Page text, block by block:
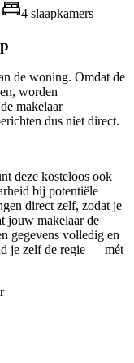
4 slaapkamers
de woning. Omdat de
worden
makelaar
dus niet direct.
deze kosteloos ook
bij potentiële
direct zelf, zodat je
jouw makelaar de
gegevens volledig en
je zelf de regie — mét